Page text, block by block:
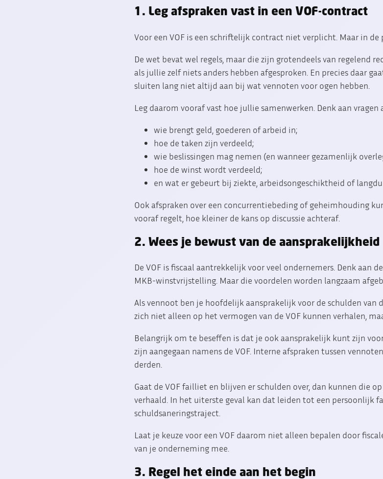
1. Leg afspraken vast in een VOF-contract
Voor een VOF is een schriftelijk contract niet verplicht. Maar in
De wet bevat wel regels, maar die zijn grotendeels van regelend
als jullie zelf niets anders hebben afgesproken. En precies daar
sluiten lang niet altijd aan bij wat vennoten voor ogen hebben.
Leg daarom vooraf vast hoe jullie samenwerken. Denk aan vragen
wie brengt geld, goederen of arbeid in;
hoe de taken zijn verdeeld;
wie beslissingen mag nemen (en wanneer gezamenlijk
hoe de winst wordt verdeeld;
en wat er gebeurt bij ziekte, arbeidsongeschiktheid of
Ook afspraken over een concurrentiebeding of geheimhouding
vooraf regelt, hoe kleiner de kans op discussie achteraf.
2. Wees je bewust van de aansprakelijkheid
De VOF is fiscaal aantrekkelijk voor veel ondernemers. Denk aan
MKB-winstvrijstelling. Maar die voordelen worden langzaam
Als vennoot ben je hoofdelijk aansprakelijk voor de schulden van
zich niet alleen op het vermogen van de VOF kunnen verhalen,
Belangrijk om te beseffen is dat je ook aansprakelijk kunt zijn
zijn aangegaan namens de VOF. Interne afspraken tussen
derden.
Gaat de VOF failliet en blijven er schulden over, dan kunnen die
verhaald. In het uiterste geval kan dat leiden tot een persoonlijk
schuldsaneringstraject.
Laat je keuze voor een VOF daarom niet alleen bepalen door
van je onderneming mee.
3. Regel het einde aan het begin